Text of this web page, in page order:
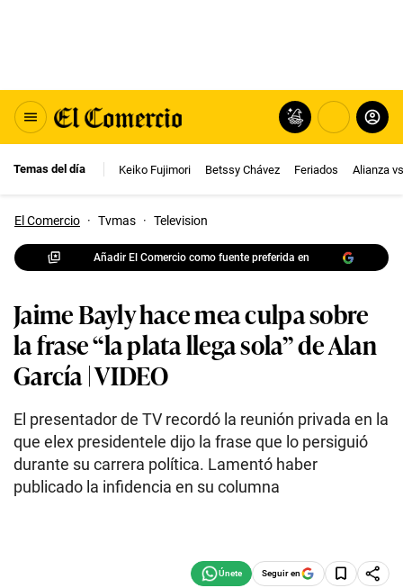
Temas del día Keiko Fujimori Betssy Chávez Feriados Alianza
El Comercio · Tvmas · Television
Añadir El Comercio como fuente preferida en
Jaime Bayly hace mea culpa sobre
la frase “la plata llega sola” de Alan
García | VIDEO
El presentador de TV recordó la reunión privada en la
que elex presidentele dijo la frase que lo persiguió
durante su carrera política. Lamentó haber
publicado la infidencia en su columna
Seguir en